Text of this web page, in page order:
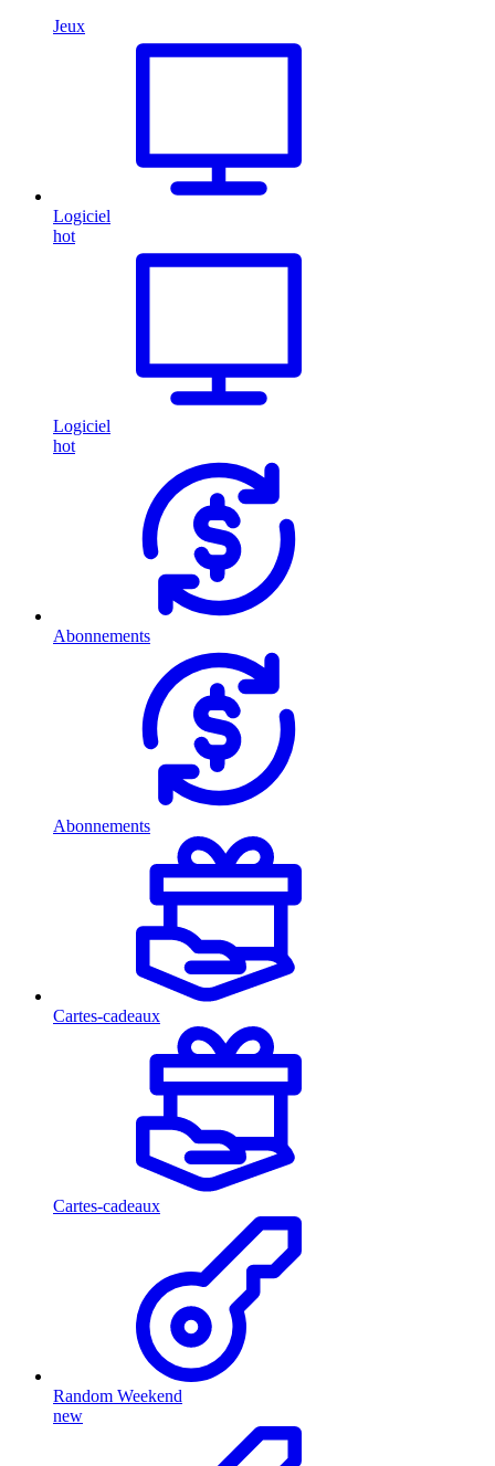
Jeux
Logiciel
hot
Logiciel
hot
Abonnements
Abonnements
Cartes-cadeaux
Cartes-cadeaux
Random Weekend
new